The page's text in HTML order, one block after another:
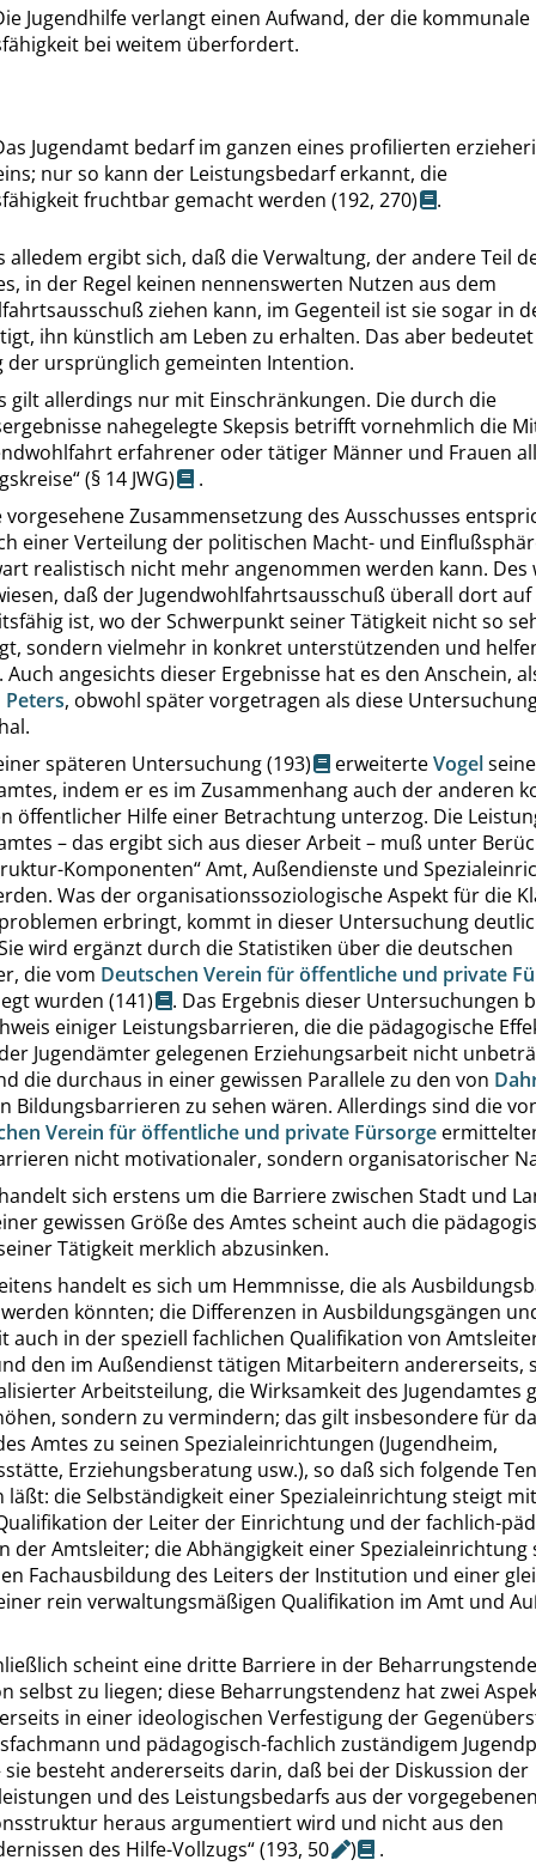
Jugendhilfe verlangt einen Aufwand, der die kommunale
bei weitem überfordert.
Jugendamt bedarf im ganzen eines profilierten
nur so kann der Leistungsbedarf erkannt, die
fruchtbar gemacht werden (192, 270) .
alledem ergibt sich, daß die Verwaltung, der andere Teil
in der Regel keinen nennenswerten Nutzen aus dem
ziehen kann, im Gegenteil ist sie sogar in
ihn künstlich am Leben zu erhalten. Das aber
der ursprünglich gemeinten Intention.
gilt allerdings nur mit Einschränkungen. Die durch die
nahegelegte Skepsis betrifft vornehmlich die
erfahrener oder tätiger Männer und Frauen
“(§ 14 JWG)
.
vorgesehene Zusammensetzung des Ausschusses
einer Verteilung der politischen Macht- und
realistisch nicht mehr angenommen werden kann. Des
daß der Jugendwohlfahrtsausschuß überall dort
ist, wo der Schwerpunkt seiner Tätigkeit nicht so
sondern vielmehr in konkret unterstützenden und
Auch angesichts dieser Ergebnisse hat es den Anschein,
Peters, obwohl später vorgetragen als diese
späteren Untersuchung(193) erweiterteVogel
indem er es im Zusammenhang auch der anderen
öffentlicher Hilfe einer Betrachtung unterzog. Die
– das ergibt sich aus dieser Arbeit – muß unter
Komponenten“Amt, Außendienste und
Was der organisationssoziologische Aspekt für die
erbringt, kommt in dieser Untersuchung
wird ergänzt durch die Statistiken über die deutschen
die vom Deutschen Verein für öffentliche und private
wurden (141)
. Das Ergebnis dieser Untersuchungen
einiger Leistungsbarrieren, die die pädagogische
Jugendämter gelegenen Erziehungsarbeit nicht
die durchaus in einer gewissen Parallele zu den von
Bildungsbarrieren zu sehen wären. Allerdings sind die
Verein für öffentliche und private Fürsorge
nicht motivationaler, sondern organisatorischer
sich erstens um die Barriere zwischen Stadt und
gewissen Größe des Amtes scheint auch die
Tätigkeit merklich abzusinken.
handelt es sich um Hemmnisse, die als
könnten; die Differenzen in Ausbildungsgängen
auch in der speziell fachlichen Qualifikation von
den im Außendienst tätigen Mitarbeitern andererseits,
Arbeitsteilung, die Wirksamkeit des Jugendamtes
sondern zu vermindern; das gilt insbesondere für
Amtes zu seinen Spezialeinrichtungen (Jugendheim,
Erziehungsberatung usw.), so daß sich folgende
die Selbständigkeit einer Spezialeinrichtung steigt
der Leiter der Einrichtung und der fachlich-
der Amtsleiter; die Abhängigkeit einer Spezialeinrichtung
Fachausbildung des Leiters der Institution und einer
rein verwaltungsmäßigen Qualifikation im Amt und
scheint eine dritte Barriere in der
selbst zu liegen; diese Beharrungstendenz hat zwei
in einer ideologischen Verfestigung der
und pädagogisch-fachlich zuständigem
sie besteht andererseits darin, daß bei der Diskussion der
und des Leistungsbedarfs aus der
heraus argumentiert wird und nicht aus den
des Hilfe-Vollzugs“(193, 50 )
.